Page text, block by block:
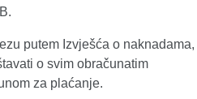
putem Izvješća o naknadama,
o svim obračunatim
za plaćanje.